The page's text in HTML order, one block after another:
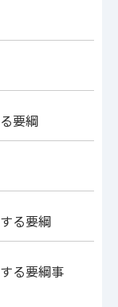
要綱
る要綱
る要綱事